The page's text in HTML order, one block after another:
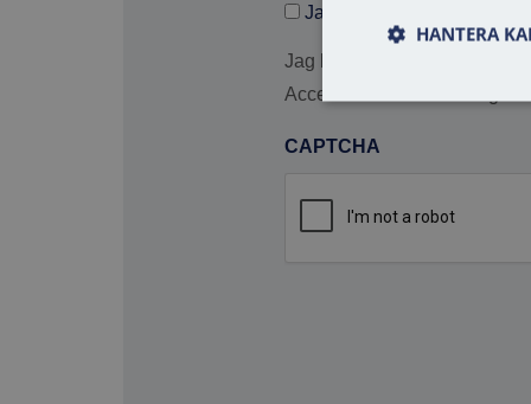
Samtycke
Jag godkänner.
Jag har tagit del av och
Access Control ABs
CAPTCHA
HANTERA